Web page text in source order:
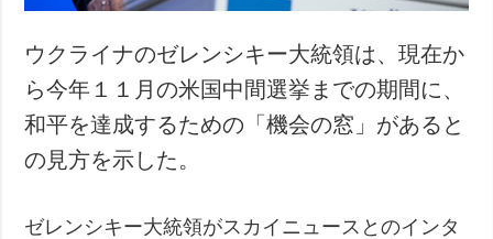
ウクライナのゼレンシキー大統領は、現在か
ら今年１１月の米国中間選挙までの期間に、
和平を達成するための「機会の窓」があると
の見方を示した。
ゼレンシキー大統領がスカイニュースとのインタ